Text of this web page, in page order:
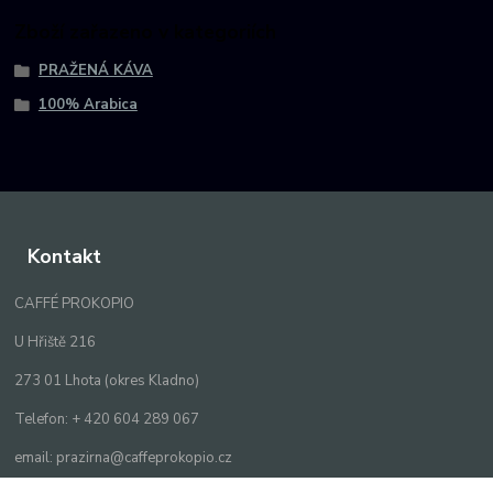
PRAŽENÁ KÁVA
100% Arabica
Kontakt
CAFFÉ PROKOPIO
U Hřiště 216
273 01 Lhota (okres Kladno)
Telefon: + 420 604 289 067
email: prazirna@caffeprokopio.cz